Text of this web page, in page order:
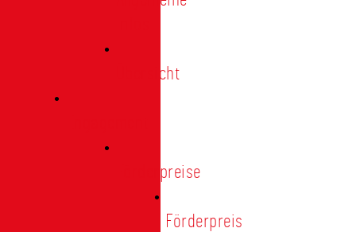
Übersicht
Förderpreise
Förderpreis